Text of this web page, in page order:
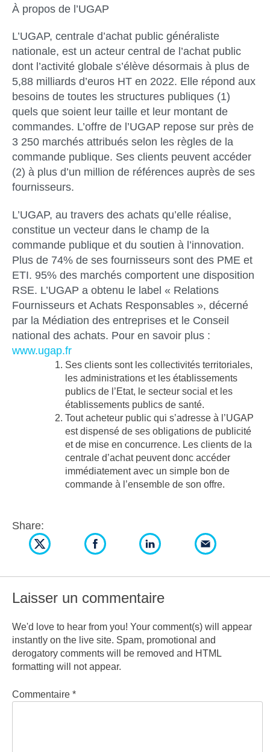
À propos de l’UGAP
L’UGAP, centrale d’achat public généraliste
nationale, est un acteur central de l’achat public
dont l’activité globale s’élève désormais à plus de
5,88 milliards d’euros HT en 2022. Elle répond aux
besoins de toutes les structures publiques (1)
quels que soient leur taille et leur montant de
commandes. L’offre de l’UGAP repose sur près de
3 250 marchés attribués selon les règles de la
commande publique. Ses clients peuvent accéder
(2) à plus d’un million de références auprès de ses
fournisseurs.
L’UGAP, au travers des achats qu’elle réalise,
constitue un vecteur dans le champ de la
commande publique et du soutien à l’innovation.
Plus de 74% de ses fournisseurs sont des PME et
ETI. 95% des marchés comportent une disposition
RSE. L’UGAP a obtenu le label « Relations
Fournisseurs et Achats Responsables », décerné
par la Médiation des entreprises et le Conseil
national des achats. Pour en savoir plus :
www.ugap.fr
Ses clients sont les collectivités territoriales,
les administrations et les établissements
publics de l’Etat, le secteur social et les
établissements publics de santé.
Tout acheteur public qui s’adresse à l’UGAP
est dispensé de ses obligations de publicité
et de mise en concurrence. Les clients de la
centrale d’achat peuvent donc accéder
immédiatement avec un simple bon de
commande à l’ensemble de son offre.
Share:
Laisser un commentaire
We'd love to hear from you! Your comment(s) will appear
instantly on the live site. Spam, promotional and
derogatory comments will be removed and HTML
formatting will not appear.
Commentaire *